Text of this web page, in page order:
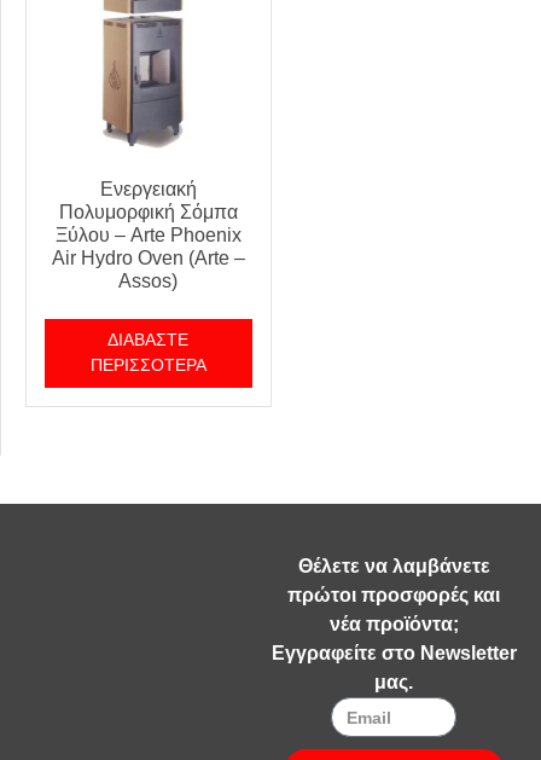
Ενεργειακή
Πολυμορφική Σόμπα
Ξύλου – Arte Phoenix
Air Hydro Oven (Arte –
Assos)
ΔΙΑΒΆΣΤΕ
ΠΕΡΙΣΣΌΤΕΡΑ
Θέλετε να λαμβάνετε
πρώτοι προσφορές και
νέα προϊόντα;
Εγγραφείτε στο Newsletter
μας.